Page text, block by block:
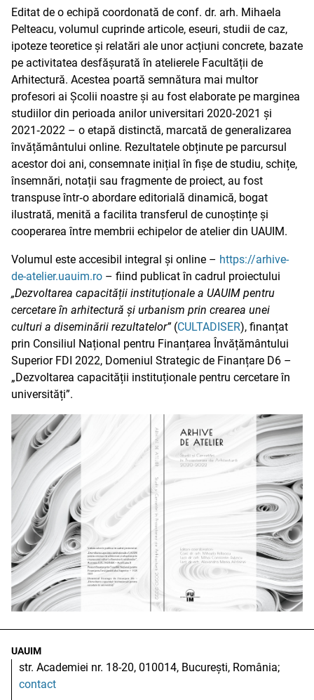
Editat de o echipă coordonată de conf. dr. arh. Mihaela
Pelteacu, volumul cuprinde articole, eseuri, studii de caz,
ipoteze teoretice și relatări ale unor acțiuni concrete, bazate
pe activitatea desfășurată în atelierele Facultății de
Arhitectură. Acestea poartă semnătura mai multor
profesori ai Școlii noastre și au fost elaborate pe marginea
studiilor din perioada anilor universitari 2020‑2021 și
2021‑2022 – o etapă distinctă, marcată de generalizarea
învățământului online. Rezultatele obținute pe parcursul
acestor doi ani, consemnate inițial în fișe de studiu, schițe,
însemnări, notații sau fragmente de proiect, au fost
transpuse într‑o abordare editorială dinamică, bogat
ilustrată, menită a facilita transferul de cunoștințe și
cooperarea între membrii echipelor de atelier din UAUIM.
Volumul este accesibil integral și online – https://arhive-
de-atelier.uauim.ro – fiind publicat în cadrul proiectului
„Dezvoltarea capacității instituționale a UAUIM pentru
cercetare în arhitectură și urbanism prin crearea unei
culturi a diseminării rezultatelor”(CULTADISER), finanțat
prin Consiliul Național pentru Finanțarea Învățământului
Superior FDI 2022, Domeniul Strategic de Finanțare D6 –
„Dezvoltarea capacității instituționale pentru cercetare în
universități”.
UAUIM
str. Academiei nr. 18-20, 010014, București, România;
contact